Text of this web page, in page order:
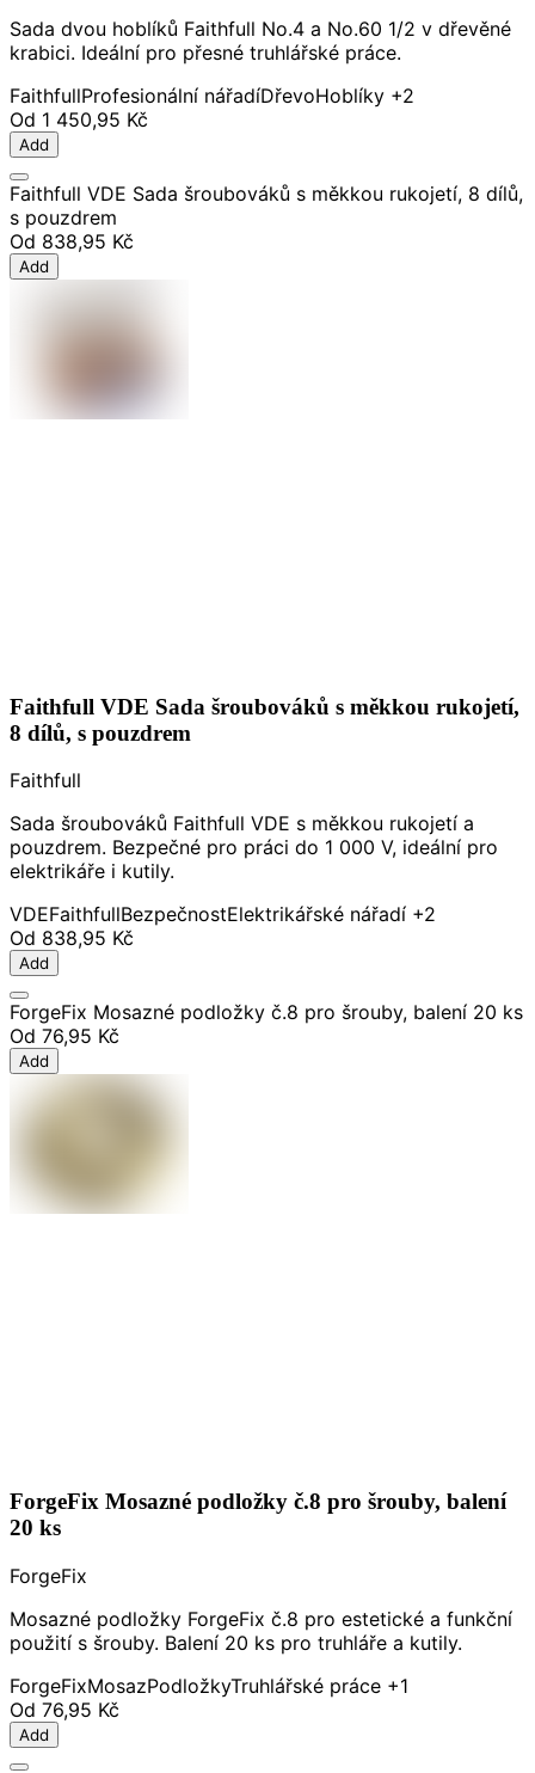
Sada dvou hoblíků Faithfull No.4 a No.60 1/2 v dřevěné
krabici. Ideální pro přesné truhlářské práce.
FaithfullProfesionální nářadíDřevoHoblíky +2
Od 1 450,95 Kč
Add
Faithfull VDE Sada šroubováků s měkkou rukojetí, 8 dílů,
s pouzdrem
Od 838,95 Kč
Add
Faithfull VDE Sada šroubováků s měkkou rukojetí,
8 dílů, s pouzdrem
Faithfull
Sada šroubováků Faithfull VDE s měkkou rukojetí a
pouzdrem. Bezpečné pro práci do 1 000 V, ideální pro
elektrikáře i kutily.
VDEFaithfullBezpečnostElektrikářské nářadí +2
Od 838,95 Kč
Add
ForgeFix Mosazné podložky č.8 pro šrouby, balení 20 ks
Od 76,95 Kč
Add
ForgeFix Mosazné podložky č.8 pro šrouby, balení
20 ks
ForgeFix
Mosazné podložky ForgeFix č.8 pro estetické a funkční
použití s šrouby. Balení 20 ks pro truhláře a kutily.
ForgeFixMosazPodložkyTruhlářské práce +1
Od 76,95 Kč
Add